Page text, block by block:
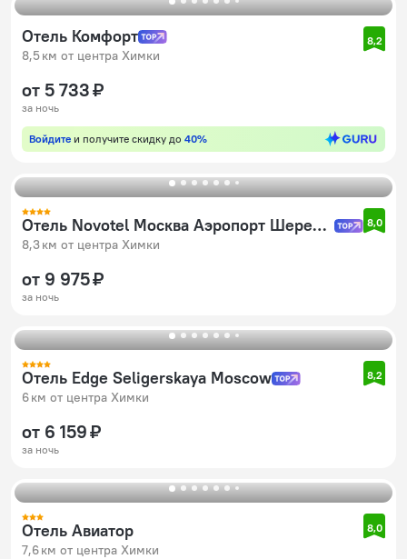
Отель Комфорт
8,5 км от центра Химки
8,2
от 5 733 ₽
за ночь
Войдите и получите скидку до 40%
Отель Novotel Москва Аэропорт Шереметьево
8,3 км от центра Химки
8,0
от 9 975 ₽
за ночь
Отель Edge Seligerskaya Moscow
6 км от центра Химки
8,2
от 6 159 ₽
за ночь
Отель Авиатор
7,6 км от центра Химки
8,0